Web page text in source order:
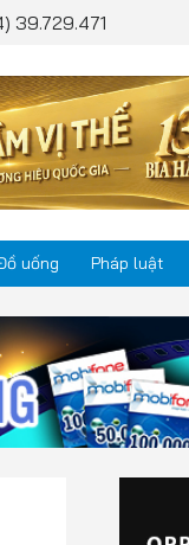
39.729.471
uống Pháp luật
Khoa giáo
Multimedia